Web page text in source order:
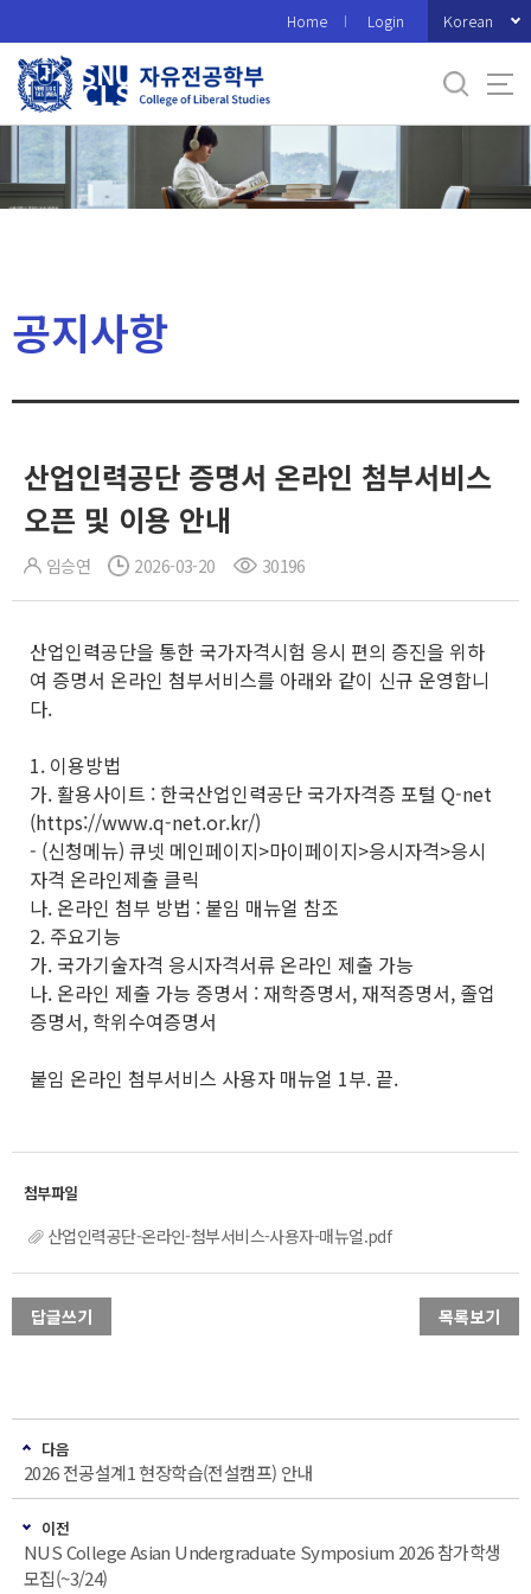
로
메
Home Login Korean
공지사항
산업인력공단 증명서 온라인 첨부서비스
오픈 및 이용 안내
임승연 2026-03-20 30196
산업인력공단을 통한 국가자격시험 응시 편의 증진을 위하
여 증명서 온라인 첨부서비스를 아래와 같이 신규 운영합니
다.
1. 이용방법
가. 활용사이트 : 한국산업인력공단 국가자격증 포털 Q-net
(https://www.q-net.or.kr/)
- (신청메뉴) 큐넷 메인페이지>마이페이지>응시자격>응시
자격 온라인제출 클릭
나. 온라인 첨부 방법 : 붙임 매뉴얼 참조
2. 주요기능
가. 국가기술자격 응시자격서류 온라인 제출 가능
나. 온라인 제출 가능 증명서 : 재학증명서, 재적증명서, 졸업
증명서, 학위수여증명서
붙임 온라인 첨부서비스 사용자 매뉴얼 1부. 끝.
산업인력공단-온라인-첨부서비스-사용자-매뉴얼.pdf
답글쓰기 목록보기
다음
2026 전공설계1 현장학습(전설캠프) 안내
이전
NUS College Asian Undergraduate Symposium 2026 참가학생
모집(~3/24)